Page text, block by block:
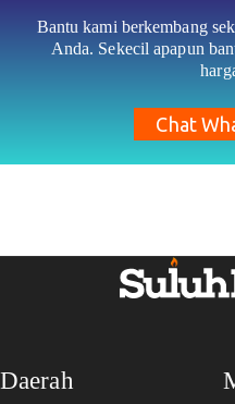
Bantu kami berkembang
Anda. Sekecil apapun
Chat
Daerah